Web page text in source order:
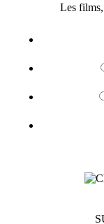
Les films,